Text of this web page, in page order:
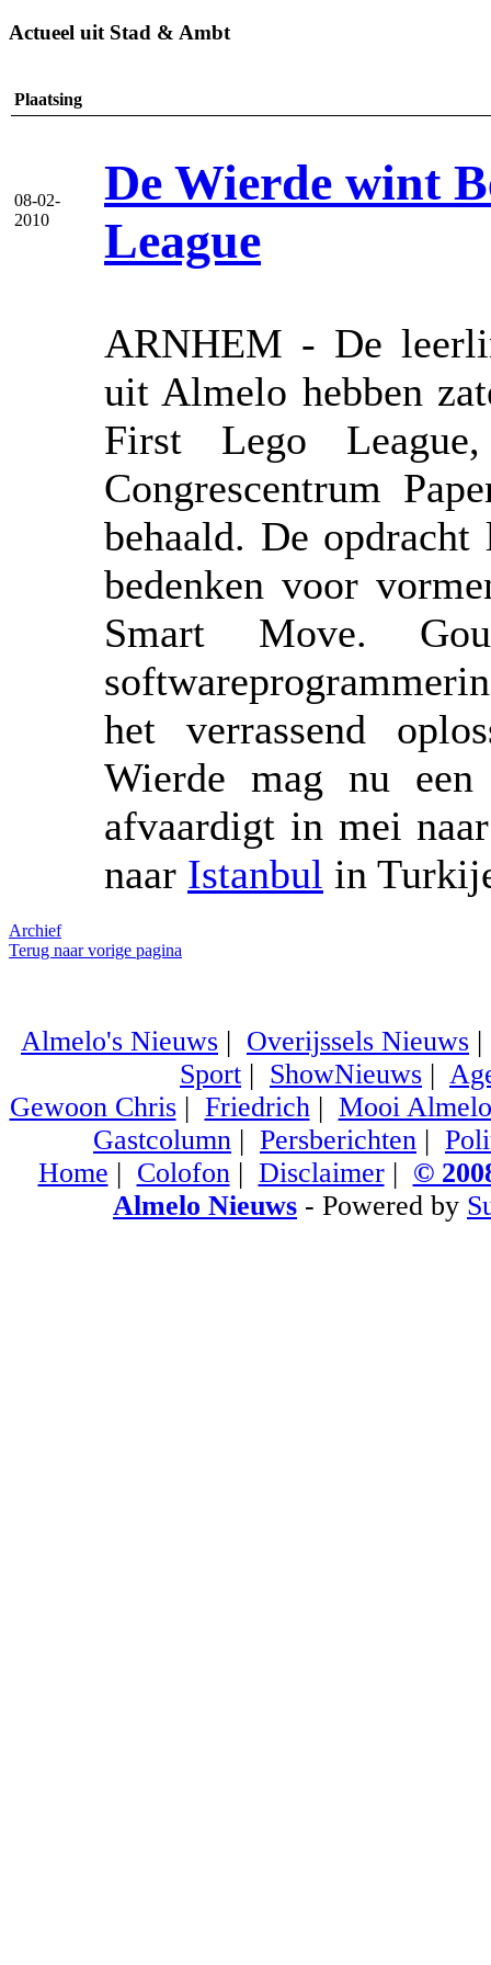
Actueel uit Stad & Ambt
Plaatsing
08-02-
2010
De Wierde wint
League
ARNHEM - De
uit Almelo hebben
First Lego
Congrescentrum
behaald. De
bedenken voor
Smart Move.
het verrassend
Wierde mag nu
afvaardigt in mei
naar Istanbul in
Archief
Terug naar vorige pagina
Almelo's Nieuws | Overijssels Nieuws
Sport | ShowNieuws |
Gewoon Chris| Friedrich| Mooi Almelo
Gastcolumn | Persberichten |
Home | Colofon| Disclaimer| ©
Almelo Nieuws - Powered by